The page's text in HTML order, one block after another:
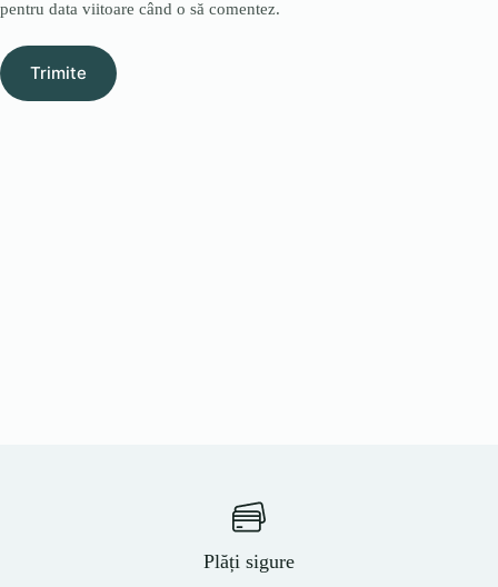
pentru data viitoare când o să comentez.
Trimite
Plăți sigure